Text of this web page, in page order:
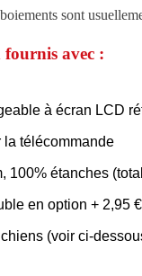
sont
fournis avec :
à écran LCD
la télécommande
100% étanches
en option + 2,95
(voir ci-